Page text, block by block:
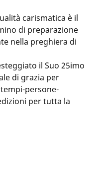
carismatica è il
di preparazione
nella preghiera di
il Suo 25imo
di grazia per
persone-
per tutta la